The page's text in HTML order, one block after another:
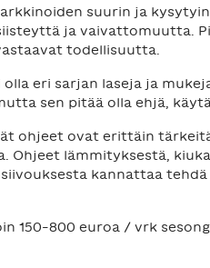
suurin ja
ja vaivattomuutta.
todellisuutta.
olla eri sarjan laseja ja
sen pitää olla ehjä,
ohjeet ovat erittäin
Ohjeet lämmityksestä,
kannattaa
150–800 euroa / vrk